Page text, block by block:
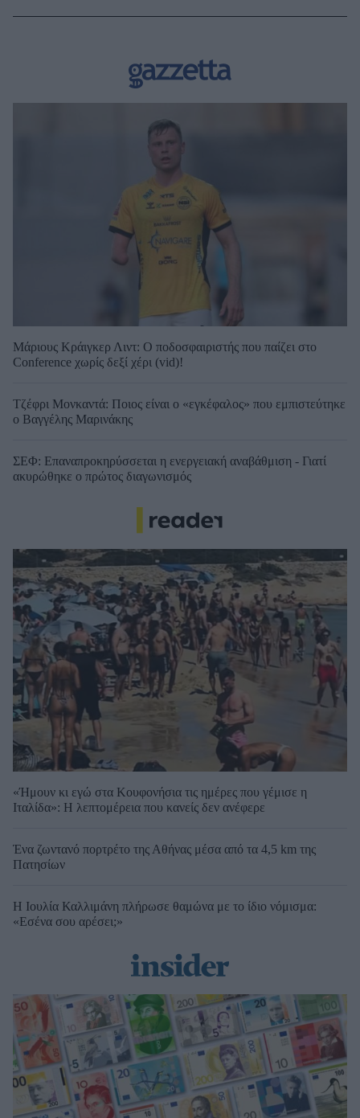
Μάριους Κράιγκερ Λιντ: Ο ποδοσφαιριστής που παίζει στο
Conference χωρίς δεξί χέρι (vid)!
Τζέφρι Μονκαντά: Ποιος είναι ο «εγκέφαλος» που εμπιστεύτηκε
ο Βαγγέλης Μαρινάκης
ΣΕΦ: Επαναπροκηρύσσεται η ενεργειακή αναβάθμιση - Γιατί
ακυρώθηκε ο πρώτος διαγωνισμός
«Ήμουν κι εγώ στα Κουφονήσια τις ημέρες που γέμισε η
Ιταλίδα»: Η λεπτομέρεια που κανείς δεν ανέφερε
Ένα ζωντανό πορτρέτο της Αθήνας μέσα από τα 4,5 km της
Πατησίων
Η Ιουλία Καλλιμάνη πλήρωσε θαμώνα με το ίδιο νόμισμα:
«Εσένα σου αρέσει;»